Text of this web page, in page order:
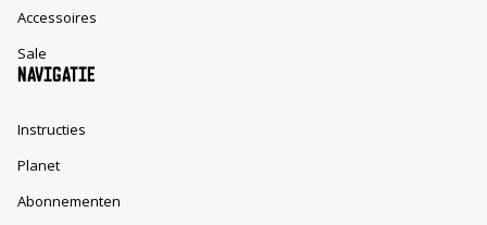
Accessoires
Sale
NAVIGATIE
Instructies
Planet
Abonnementen